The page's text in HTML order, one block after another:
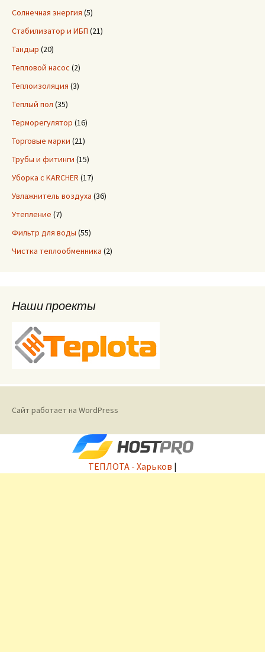
Солнечная энергия (5)
Стабилизатор и ИБП (21)
Тандыр (20)
Тепловой насос (2)
Теплоизоляция (3)
Теплый пол (35)
Терморегулятор (16)
Торговые марки (21)
Трубы и фитинги (15)
Уборка с KARCHER (17)
Увлажнитель воздуха (36)
Утепление (7)
Фильтр для воды (55)
Чистка теплообменника (2)
Наши проекты
Сайт работает на WordPress
ТЕПЛОТА - Харьков |